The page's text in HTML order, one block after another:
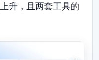
升，且两套工具的